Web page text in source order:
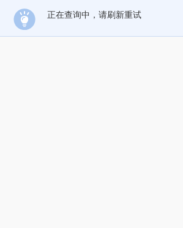
正在查询中，请刷新重试